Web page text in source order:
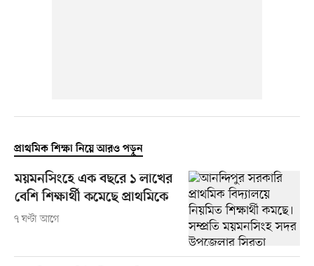
প্রাথমিক শিক্ষা নিয়ে আরও পড়ুন
ময়মনসিংহে এক বছরে ১ লাখের
বেশি শিক্ষার্থী কমেছে প্রাথমিকে
৭ ঘণ্টা আগে